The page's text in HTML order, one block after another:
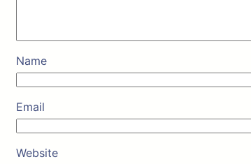
Name
Email
Website